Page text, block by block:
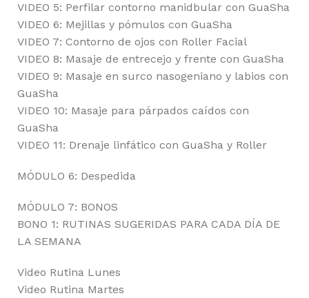
VIDEO 5: Perfilar contorno manidbular con GuaSha
VIDEO 6: Mejillas y pómulos con GuaSha
VIDEO 7: Contorno de ojos con Roller Facial
VIDEO 8: Masaje de entrecejo y frente con GuaSha
VIDEO 9: Masaje en surco nasogeniano y labios con
GuaSha
VIDEO 10: Masaje para párpados caídos con
GuaSha
VIDEO 11: Drenaje linfático con GuaSha y Roller
MÓDULO 6: Despedida
MÓDULO 7: BONOS
BONO 1: RUTINAS SUGERIDAS PARA CADA DÍA DE
LA SEMANA
Video Rutina Lunes
Video Rutina Martes